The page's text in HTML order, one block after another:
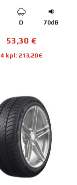
D 70dB
53,30 €
4 kpl: 213,20€